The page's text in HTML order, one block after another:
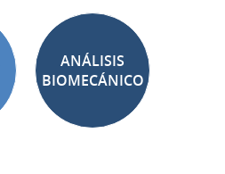
ANÁLISIS
BIOMECÁNICO